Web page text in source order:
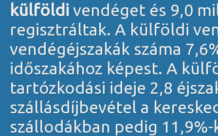
külföldi vendéget és 9,0
regisztráltak. A külföldi
vendégéjszakák száma
időszakához képest. A
tartózkodási ideje 2,8
szállásdíjbevétel a
szállodákban pedig